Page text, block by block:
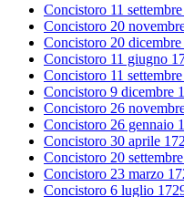
Concistoro 11
Concistoro 20
Concistoro 20
Concistoro 11 giugno
Concistoro 11
Concistoro 9 dicembre
Concistoro 26
Concistoro 26 gennaio
Concistoro 30 aprile
Concistoro 20
Concistoro 23 marzo
Concistoro 6 luglio